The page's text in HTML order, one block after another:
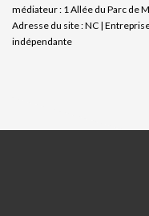
médiateur : 1 Allée du Parc de
Adresse du site : NC |
indépendante